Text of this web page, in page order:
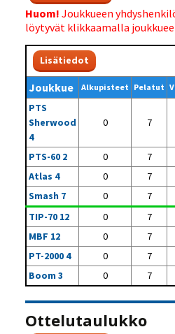
Huom! Joukkueen
löytyvät klikkaamalla
Lisätiedot
Joukkue Alkupisteet Pelatut
PTS
Sherwood
4
0 7
PTS-60 2 0 7
Atlas 4
0 7
Smash 7
0 7
TIP-70 12
0 7
MBF 12
0 7
PT-2000 4
0 7
Boom 3
0 7
Ottelutaulukko